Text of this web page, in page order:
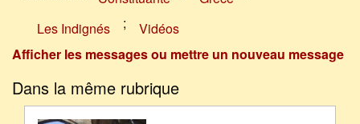
Les Indignés
;
Vidéos
Afficher les messages ou mettre un nouveau message
Dans la même rubrique